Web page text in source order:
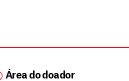
Área do doador